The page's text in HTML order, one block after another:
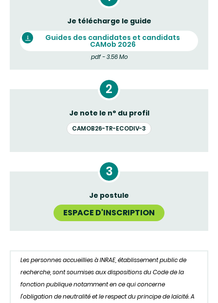
Je télécharge le guide
Guides des candidates et candidats
CAMob 2026
pdf - 3.56 Mo
Je note le n° du profil
CAMOB26-TR-ECODIV-3
Je postule
ESPACE D'INSCRIPTION
Les personnes accueillies à INRAE, établissement public de
recherche, sont soumises aux dispositions du Code de la
fonction publique notamment en ce qui concerne
l’obligation de neutralité et le respect du principe de laïcité. A